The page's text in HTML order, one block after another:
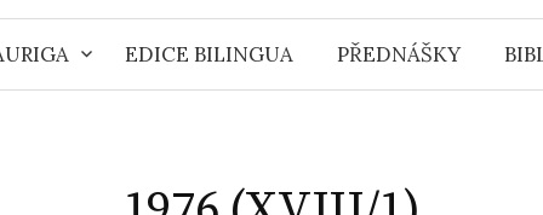
EDICE BILINGUA PŘEDNÁŠKY